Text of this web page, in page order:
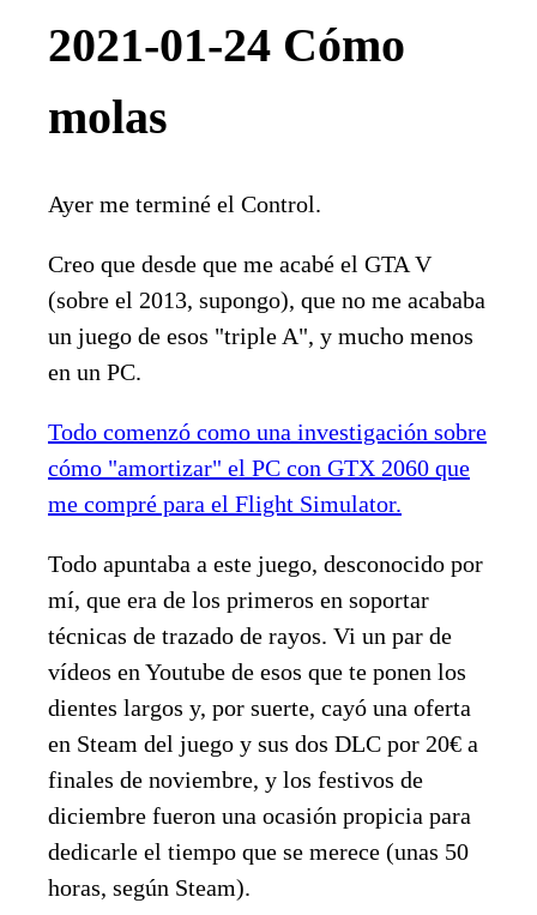
2021-01-24 Cómo
molas
Ayer me terminé el Control.
Creo que desde que me acabé el GTA V
(sobre el 2013, supongo), que no me acababa
un juego de esos "triple A", y mucho menos
en un PC.
Todo comenzó como una investigación sobre
cómo "amortizar" el PC con GTX 2060 que
me compré para el Flight Simulator.
Todo apuntaba a este juego, desconocido por
mí, que era de los primeros en soportar
técnicas de trazado de rayos. Vi un par de
vídeos en Youtube de esos que te ponen los
dientes largos y, por suerte, cayó una oferta
en Steam del juego y sus dos DLC por 20€ a
finales de noviembre, y los festivos de
diciembre fueron una ocasión propicia para
dedicarle el tiempo que se merece (unas 50
horas, según Steam).